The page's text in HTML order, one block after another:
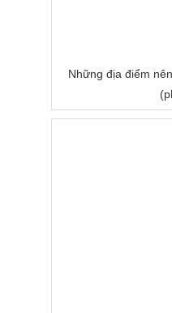
Những địa điểm